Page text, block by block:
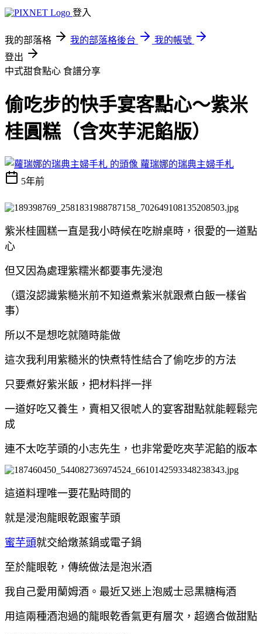
登入
我的部落格 我的部落格後台
我的帳號
登出
中式甜食點心 食譜分享
偷吃步的快手宴客點心～紫米
桂圓糕（含夾芋泥餡版）
蘿瑞娜的瑞典主婦手札
5年前
紫米桂圓糕一直是我小時候在吃辦桌時，很愛的一道點
心
但又因為處理紫糯米都要事先浸泡
（還沒認識紫糙米前不知道煮紫米就跟煮白飯一樣省
事）
所以不是想吃就隨時能做
這次我利用紫糙米的快煮特性結合了偷吃步的方法
只要煮好紫米飯，把材料拌一拌
一道好吃又養生，賣相又很唬人的宴客甜點就能輕鬆完
成
連不太吃芋頭的小志先生，也非常愛吃夾芋泥餡的版本
這道料理唯一要花點時間的
就是浸泡龍眼乾跟蜜芋頭
蜜芋頭就交給燉蒸鍋或電子鍋
至於龍眼乾，傳統做法是泡米酒
我自己愛用蘭姆酒。最近又迷上泡威士忌黑糖梅酒
用這兩種酒泡過的龍眼乾香氣更有層次，超適合做甜點